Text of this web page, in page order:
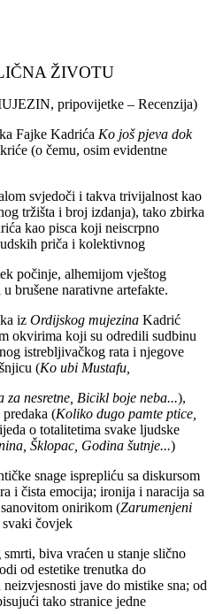
ŽIVOTU
pripovijetke – Recenzija)
Fajke Kadrića Ko još pjeva dok
(o čemu, osim evidentne
svjedoči i takva trivijalnost kao
tržišta i broj izdanja), tako zbirka
kao pisca koji neiscrpno
priča i kolektivnog
počinje, alhemijom vještog
brušene narativne artefakte.
iz Ordijskog mujezina Kadrić
okvirima koji su odredili sudbinu
istrebljivačkog rata i njegove
(Ko ubi Mustafu,
za nesretne, Bicikl boje neba...),
(Koliko dugo pamte ptice,
o totalitetima svake ljudske
Šklopac, Godina šutnje...)
snage isprepliću sa diskursom
i čista emocija; ironija i naracija sa
onirikom (Zarumenjeni
čovjek
biva vraćen u stanje slično
od estetike trenutka do
jave do mistike sna; od
tako stranice jedne